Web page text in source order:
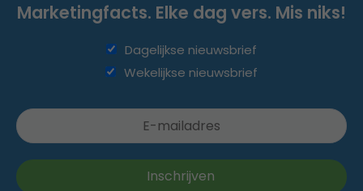
Marketingfacts. Elke dag vers. Mis niks!
Dagelijkse nieuwsbrief
Wekelijkse nieuwsbrief